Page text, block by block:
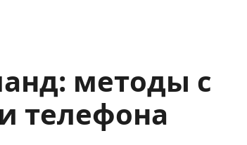
методы с
телефона